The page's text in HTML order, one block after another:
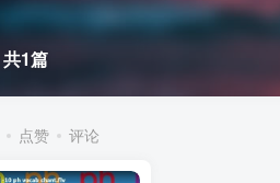
共1篇
点赞 评论